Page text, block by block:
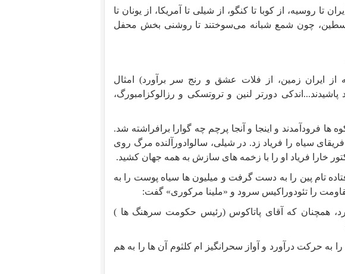
تا روسیه، از کوبا تا کنگو، از شیلی تا آمریکا، از یونان تا
فلسطین، چون شمع شبانه می‌سوختند تا روشنی بخش محفل
ایران زمین، از فلات عشق و رنج سر برآورد) امثال
پاشیدند...اندکی دورتر لنین و تروتسکی و رزالوکزامبورگ،
ها فرودآمدند و اینجا و آنجا پرچم چه گوارا برافراشته شد.
سیاه را فریاد زد. در شیلی، سالوادورآلنده مرگ روی
خارا فریاد او را با زخمه های سازش به همه جهان کشید.
تام پین را به دست گرفت و میلیون ها سیاه پوست را به
را تئودوراکیس سرود و «ملینا مرکوری» گفت:
همچنان كه آقای پاتاكوس (رئیس حكومت سرهنگ ها )
به حرکت درآورد و آواز سحرانگیز ام کلثوم آن ها را به هم